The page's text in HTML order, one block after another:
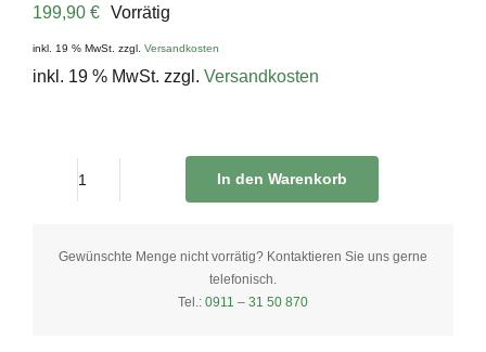
199,90 € Vorrätig
inkl. 19 % MwSt. zzgl. Versandkosten
inkl. 19 % MwSt. zzgl. Versandkosten
Speise
In den Warenkorb
Gewünschte Menge nicht vorrätig? Kontaktieren Sie uns gerne
telefonisch.
Tel.: 0911 – 31 50 870